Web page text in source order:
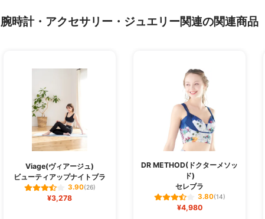
腕時計・アクセサリー・ジュエリー関連の関連商品
Viage(ヴィアージュ)
ビューティアップナイトブラ
3.90(26)
¥3,278
DR METHOD(ドクターメソッ
ド)
セレブラ
3.80(14)
¥4,980